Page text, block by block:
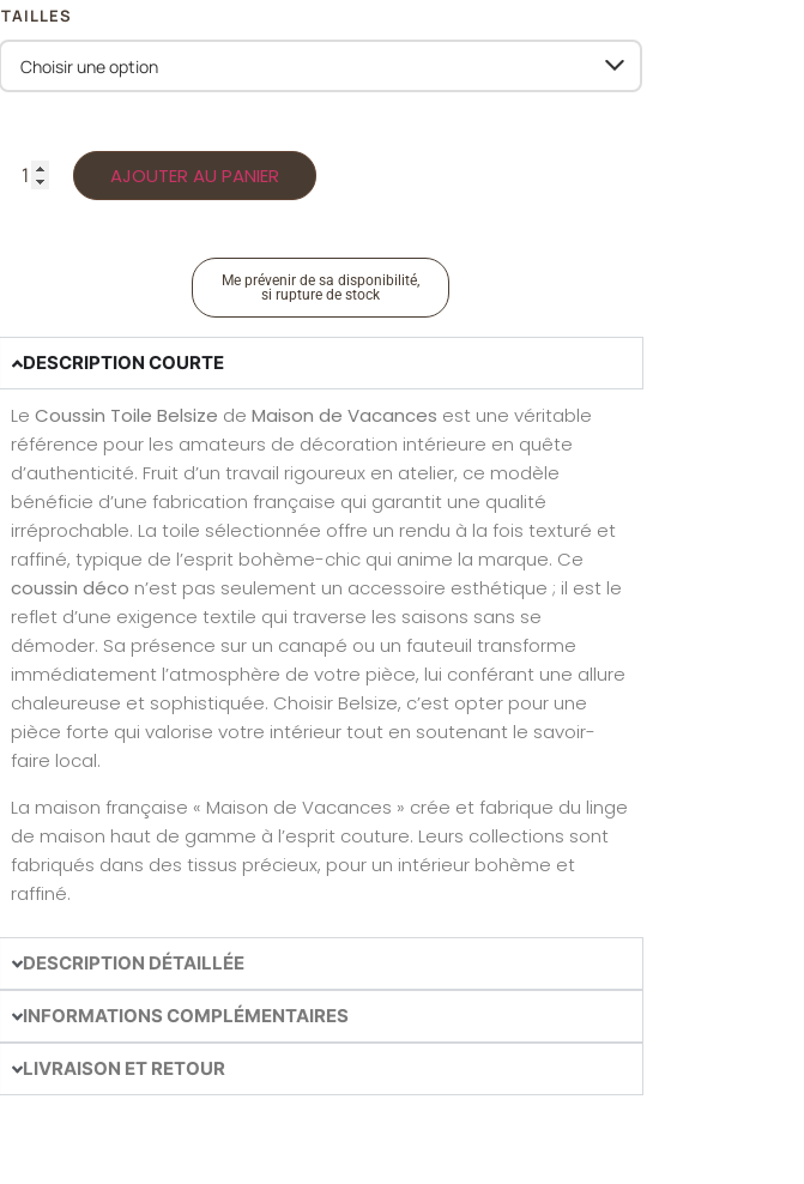
TAILLES
AJOUTER AU PANIER
Me prévenir de sa disponibilité,
si rupture de stock
DESCRIPTION COURTE
Le Coussin Toile Belsize de Maison de Vacances est une véritable
référence pour les amateurs de décoration intérieure en quête
d’authenticité. Fruit d’un travail rigoureux en atelier, ce modèle
bénéficie d’une fabrication française qui garantit une qualité
irréprochable. La toile sélectionnée offre un rendu à la fois texturé et
raffiné, typique de l’esprit bohème-chic qui anime la marque. Ce
coussin déco n’est pas seulement un accessoire esthétique ; il est le
reflet d’une exigence textile qui traverse les saisons sans se
démoder. Sa présence sur un canapé ou un fauteuil transforme
immédiatement l’atmosphère de votre pièce, lui conférant une allure
chaleureuse et sophistiquée. Choisir Belsize, c’est opter pour une
pièce forte qui valorise votre intérieur tout en soutenant le savoir-
faire local.
La maison française « Maison de Vacances » crée et fabrique du linge
de maison haut de gamme à l’esprit couture. Leurs collections sont
fabriqués dans des tissus précieux, pour un intérieur bohème et
raffiné.
DESCRIPTION DÉTAILLÉE
INFORMATIONS COMPLÉMENTAIRES
LIVRAISON ET RETOUR